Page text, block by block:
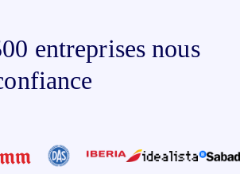
entreprises nous